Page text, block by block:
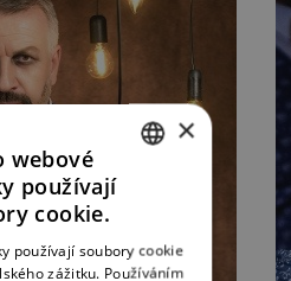
GERMAN
×
webové
používají
cookie.
používají soubory cookie
zážitku. Používáním